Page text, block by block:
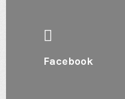
Facebook